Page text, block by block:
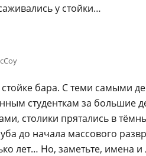
у стойки…
бара. С теми самыми
студенткам за большие
столики прятались в
до начала массового
лет… Но, заметьте, имена и